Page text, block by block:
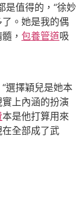
是值得的，“徐妙
。她是我的偶
， 包養管道吸
擇穎兒是她本
上內涵的扮演
本是他打算用來
在全部成了武